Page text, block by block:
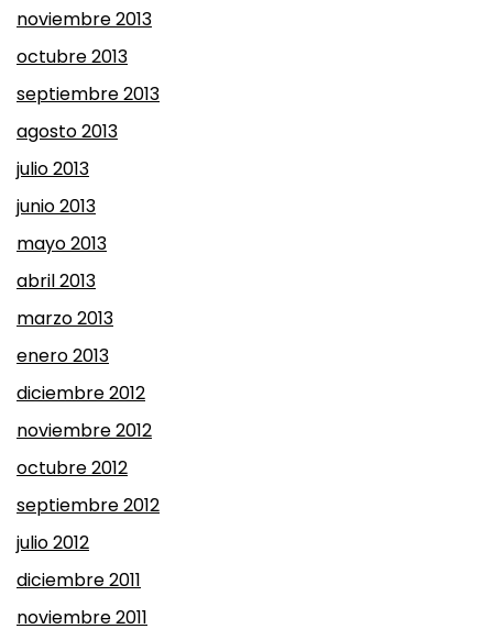
noviembre 2013
octubre 2013
septiembre 2013
agosto 2013
julio 2013
junio 2013
mayo 2013
abril 2013
marzo 2013
enero 2013
diciembre 2012
noviembre 2012
octubre 2012
septiembre 2012
julio 2012
diciembre 2011
noviembre 2011